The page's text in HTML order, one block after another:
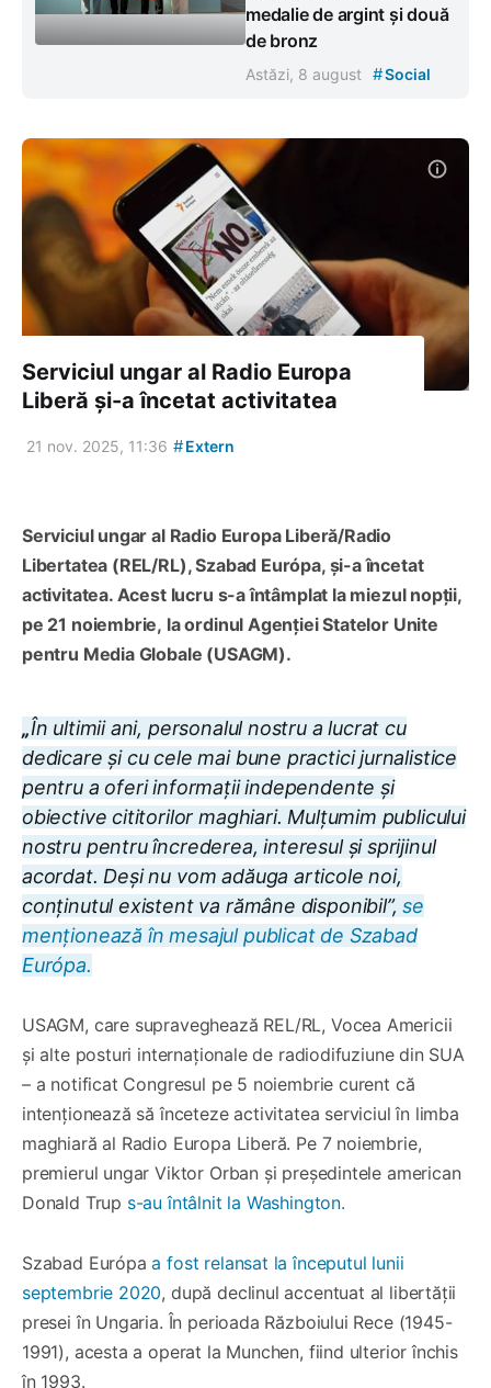
medalie de argint și două
de bronz
Astăzi, 8 august #Social
Serviciul ungar al Radio Europa
Liberă și-a încetat activitatea
21 nov. 2025, 11:36 #Extern
Serviciul ungar al Radio Europa Liberă/Radio
Libertatea (REL/RL), Szabad Európa, și-a încetat
activitatea. Acest lucru s-a întâmplat la miezul nopții,
pe 21 noiembrie, la ordinul Agenției Statelor Unite
pentru Media Globale (USAGM).
„În ultimii ani, personalul nostru a lucrat cu
dedicare și cu cele mai bune practici jurnalistice
pentru a oferi informații independente și
obiective cititorilor maghiari. Mulțumim publicului
nostru pentru încrederea, interesul și sprijinul
acordat. Deși nu vom adăuga articole noi,
conținutul existent va rămâne disponibil”,se
menționează în mesajul publicat de Szabad
Európa.
USAGM, care supraveghează REL/RL, Vocea Americii
și alte posturi internaționale de radiodifuziune din SUA
– a notificat Congresul pe 5 noiembrie curent că
intenționează să înceteze activitatea serviciul în limba
maghiară al Radio Europa Liberă. Pe 7 noiembrie,
premierul ungar Viktor Orban și președintele american
Donald Trup s-au întâlnit la Washington.
Szabad Európaa fost relansat la începutul lunii
septembrie 2020, după declinul accentuat al libertății
presei în Ungaria. În perioada Războiului Rece (1945-
1991), acesta a operat la Munchen, fiind ulterior închis
în 1993.